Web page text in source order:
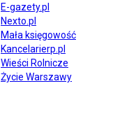
E-gazety.pl
Nexto.pl
Mała księgowość
Kancelarierp.pl
Wieści Rolnicze
Życie Warszawy